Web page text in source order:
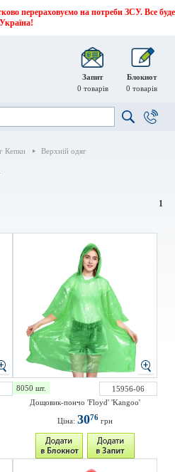
перераховуємо на потреби ЗСУ. Все буде
Україна!
Запит
0 товарів
Блокнот
0 товарів
Кепки Верхній одяг
1
8050 шт.
15956-06
Дощовик-пончо 'Floyd' 'Kangoo'
Ціна: 3076 грн